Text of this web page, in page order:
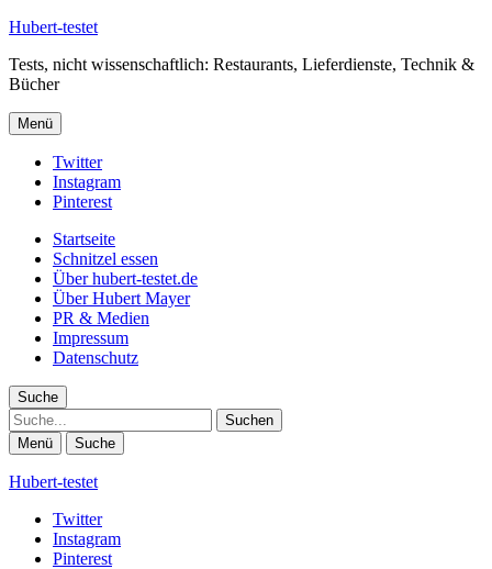
Hubert-testet
Tests, nicht wissenschaftlich: Restaurants, Lieferdienste, Technik &
Bücher
Menü
Twitter
Instagram
Pinterest
Startseite
Schnitzel essen
Über hubert-testet.de
Über Hubert Mayer
PR & Medien
Impressum
Datenschutz
Suche
Suche
Menü Suche
Hubert-testet
Twitter
Instagram
Pinterest